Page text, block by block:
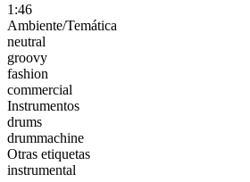
1:46
Ambiente/Temática
neutral
groovy
fashion
commercial
Instrumentos
drums
drummachine
Otras etiquetas
instrumental